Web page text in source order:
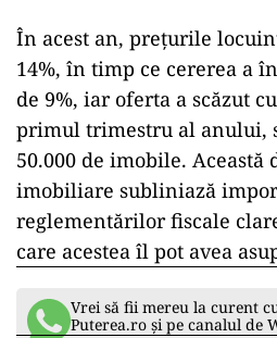
În acest an, prețurile
14%, în timp ce cererea a
de 9%, iar oferta a scăzut
primul trimestru al anului,
50.000 de imobile.
imobiliare subliniază
reglementărilor fiscale
care acestea îl pot avea
Vrei să fii mereu la curent
Puterea.ro și pe canalul de